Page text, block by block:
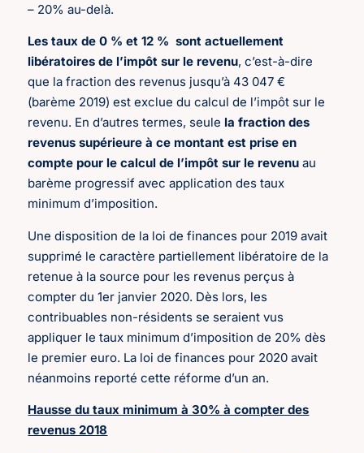
– 20% au-delà.
Les taux de 0 % et 12 % sont actuellement
libératoires de l’impôt sur le revenu, c’est-à-dire
que la fraction des revenus jusqu’à 43 047 €
(barème 2019) est exclue du calcul de l’impôt sur le
revenu. En d’autres termes, seule la fraction des
revenus supérieure à ce montant est prise en
compte pour le calcul de l’impôt sur le revenu au
barème progressif avec application des taux
minimum d’imposition.
Une disposition de la loi de finances pour 2019 avait
supprimé le caractère partiellement libératoire de la
retenue à la source pour les revenus perçus à
compter du 1er janvier 2020. Dès lors, les
contribuables non-résidents se seraient vus
appliquer le taux minimum d’imposition de 20% dès
le premier euro. La loi de finances pour 2020 avait
néanmoins reporté cette réforme d’un an.
Hausse du taux minimum à 30% à compter des
revenus 2018